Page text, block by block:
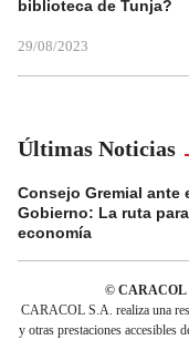
biblioteca de Tunja?
29/08/2023
Últimas Noticias
Consejo Gremial ante
Gobierno: La ruta
economía
© CARACOL
CARACOL S.A. realiza una
y otras prestaciones accesibles